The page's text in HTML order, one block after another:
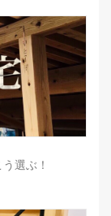
選ぶ！